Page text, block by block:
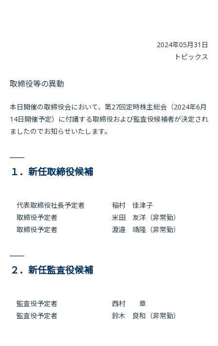
2024年05月31日
トピックス
取締役等の異動
本日開催の取締役会において、第27回定時株主総会（2024年6月
14日開催予定）に付議する取締役および監査役候補者が決定され
ましたのでお知らせいたします。
１．新任取締役候補
代表取締役社長予定者 稲村 佳津子
取締役予定者 米田 友洋（非常勤）
取締役予定者 渡邉 靖隆（非常勤）
２．新任監査役候補
監査役予定者 西村 章
監査役予定者 鈴木 良和（非常勤）